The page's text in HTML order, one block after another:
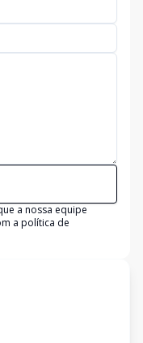
a nossa equipe
a política de